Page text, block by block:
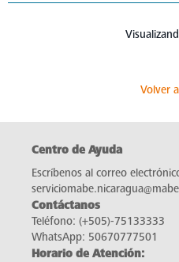
Volver
Centro de Ayuda
Escríbenos al correo
Contáctanos
Teléfono: (+505)-75133333
WhatsApp: 50670777501
Horario de Atención: